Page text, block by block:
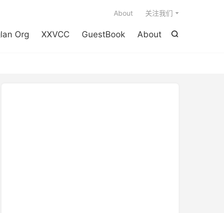

Org XXVCC GuestBook About
About 关注我们